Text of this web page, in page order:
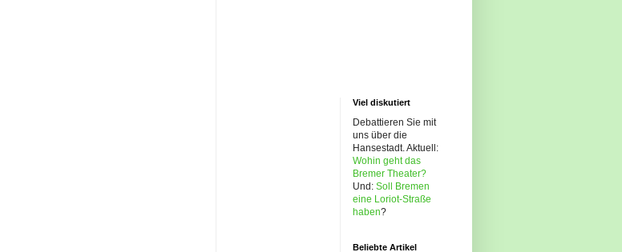
Viel diskutiert
Debattieren Sie mit
uns über die
Hansestadt. Aktuell:
Wohin geht das
Bremer Theater?
Und: Soll Bremen
eine Loriot-Straße
haben?
Beliebte Artikel